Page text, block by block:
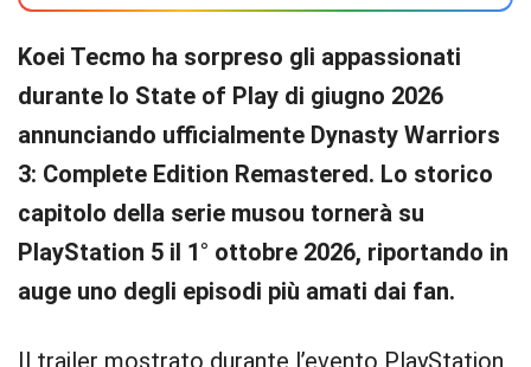
Koei Tecmo ha sorpreso gli appassionati
durante lo State of Play di giugno 2026
annunciando ufficialmente Dynasty Warriors
3: Complete Edition Remastered. Lo storico
capitolo della serie musou tornerà su
PlayStation 5 il 1° ottobre 2026, riportando in
auge uno degli episodi più amati dai fan.
Il trailer mostrato durante l’evento PlayStation